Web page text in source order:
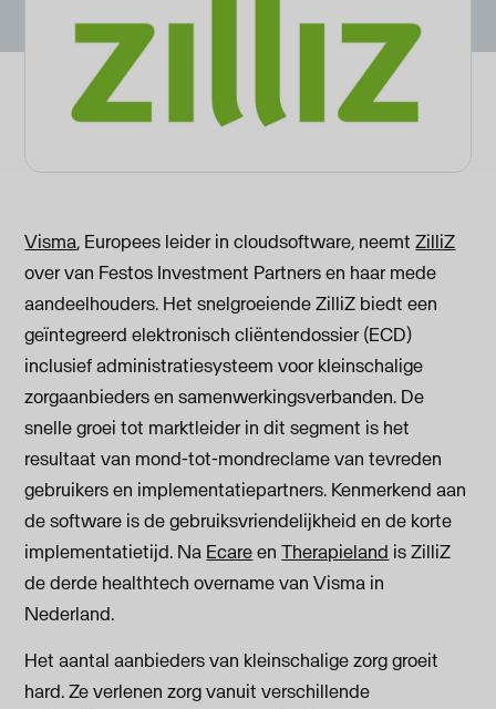
Visma, Europees leider in cloudsoftware, neemtZilliZ
over van Festos Investment Partners en haar mede
aandeelhouders. Het snelgroeiende ZilliZ biedt een
geïntegreerd elektronisch cliëntendossier (ECD)
inclusief administratiesysteem voor kleinschalige
zorgaanbieders en samenwerkingsverbanden. De
snelle groei tot marktleider in dit segment is het
resultaat van mond-tot-mondreclame van tevreden
gebruikers en implementatiepartners. Kenmerkend aan
de software is de gebruiksvriendelijkheid en de korte
implementatietijd. Na EcareenTherapieland is ZilliZ
de derde healthtech overname van Visma in
Nederland.
Het aantal aanbieders van kleinschalige zorg groeit
hard. Ze verlenen zorg vanuit verschillende